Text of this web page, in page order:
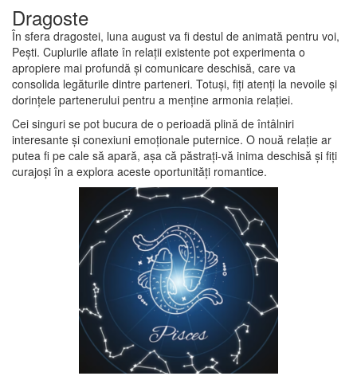
Dragoste
În sfera dragostei, luna august va fi destul de animată pentru voi,
Pești. Cuplurile aflate în relații existente pot experimenta o
apropiere mai profundă și comunicare deschisă, care va
consolida legăturile dintre parteneri. Totuși, fiți atenți la nevoile și
dorințele partenerului pentru a menține armonia relației.
Cei singuri se pot bucura de o perioadă plină de întâlniri
interesante și conexiuni emoționale puternice. O nouă relație ar
putea fi pe cale să apară, așa că păstrați-vă inima deschisă și fiți
curajoși în a explora aceste oportunități romantice.